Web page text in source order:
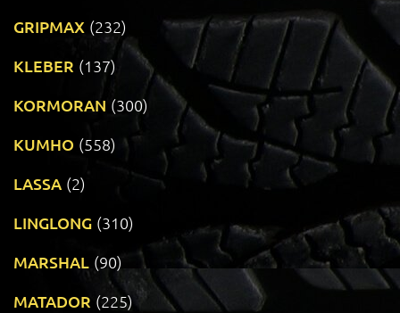
GRIPMAX (232)
KLEBER (137)
KORMORAN (300)
KUMHO (558)
LASSA (2)
LINGLONG (310)
MARSHAL (90)
MATADOR (225)